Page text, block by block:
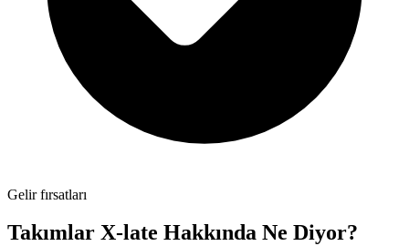
Gelir fırsatları
Takımlar X-late Hakkında Ne Diyor?